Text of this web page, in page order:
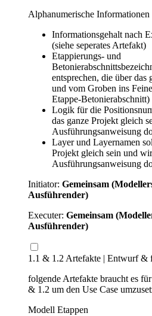
Alphanumerische Informationen
Informationsgehalt nach
(siehe seperates Artefakt)
Etappierungs- und
entsprechen, die über das
und vom Groben ins
Etappe-Betonierabschnitt)
Logik für die
das ganze Projekt gleich
Ausführungsanweisung
Layer und Layernamen
Projekt gleich sein und
Ausführungsanweisung
Initiator: Gemeinsam
Ausführender)
Executer: Gemeinsam
Ausführender)
1.1 & 1.2 Artefakte | Entwurf &
folgende Artefakte braucht es
& 1.2 um den Use Case
Modell Etappen